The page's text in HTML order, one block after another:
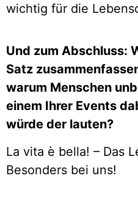
wichtig für die
Und zum Abschluss:
Satz
warum Menschen
einem Ihrer Events
würde der lauten?
La vita è bella! – Das
Besonders bei uns!